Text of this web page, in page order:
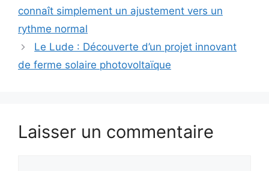
connaît simplement un ajustement vers un
rythme normal
Le Lude : Découverte d’un projet innovant
de ferme solaire photovoltaïque
Laisser un commentaire